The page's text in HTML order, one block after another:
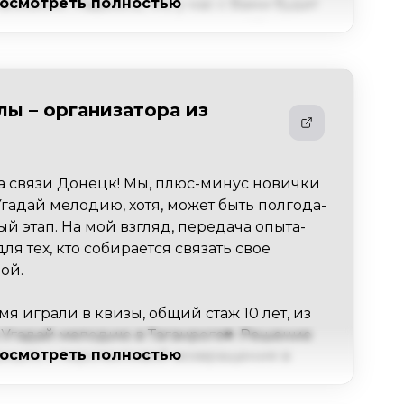
Надеюсь, что у нас с Вами будет
– организатора из
связи Донецк! Мы, плюс-минус новички
мелодию, хотя, может быть полгода-
этап. На мой взгляд, передача опыта-
тех, кто собирается связать свое
играли в квизы, общий стаж 10 лет, из
мелодию в Таганроге♥️. Решение
с перспективой возвращения в
полностью